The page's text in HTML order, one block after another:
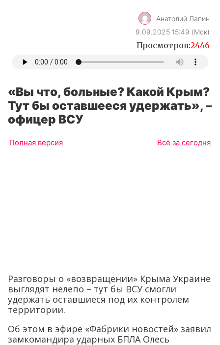
Анатолий Лапин
9.09.2025 15:49 (Мск)
Просмотров:2446
«Вы что, больные? Какой Крым?
Тут бы оставшееся удержать», –
офицер ВСУ
Полная версия Всё за сегодня
Разговоры о «возвращении» Крыма Украине
выглядят нелепо – тут бы ВСУ смогли
удержать оставшиеся под их контролем
территории.
Об этом в эфире «Фабрики новостей» заявил
замкомандира ударных БПЛА Олесь